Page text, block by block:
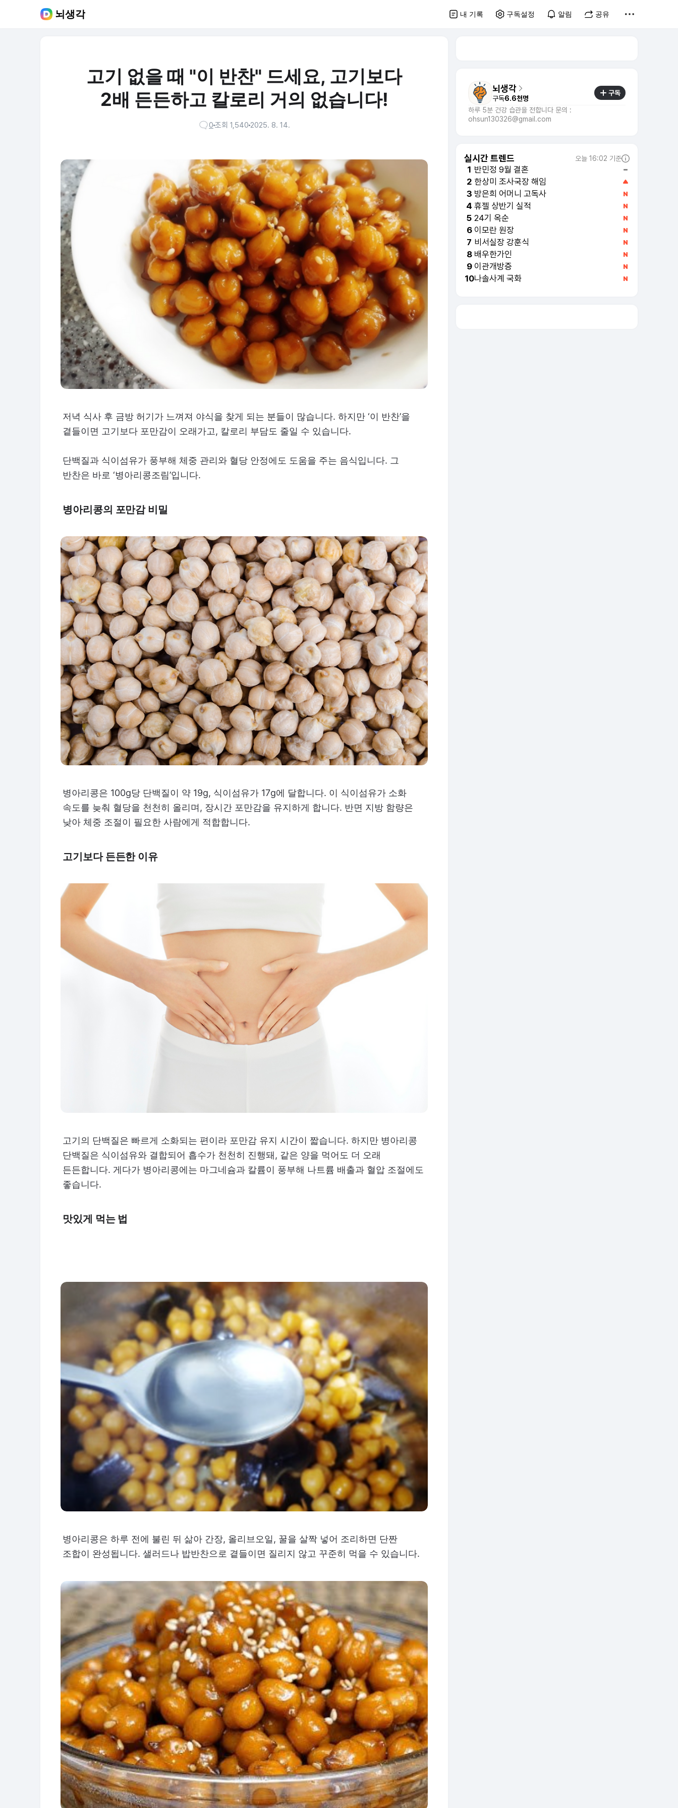
뇌생각 내 기록 구독설정 알림 공유
고기 없을 때 "이 반찬" 드세요, 고기보다
2배 든든하고 칼로리 거의 없습니다!
0 조회 1,540 2025. 8. 14.
저녁 식사 후 금방 허기가 느껴져 야식을 찾게 되는 분들이 많습니다. 하지만 ‘이 반찬’을
곁들이면 고기보다 포만감이 오래가고, 칼로리 부담도 줄일 수 있습니다.
단백질과 식이섬유가 풍부해 체중 관리와 혈당 안정에도 도움을 주는 음식입니다. 그
반찬은 바로 ‘병아리콩조림’입니다.
병아리콩의 포만감 비밀
병아리콩은 100g당 단백질이 약 19g, 식이섬유가 17g에 달합니다. 이 식이섬유가 소화
속도를 늦춰 혈당을 천천히 올리며, 장시간 포만감을 유지하게 합니다. 반면 지방 함량은
낮아 체중 조절이 필요한 사람에게 적합합니다.
고기보다 든든한 이유
고기의 단백질은 빠르게 소화되는 편이라 포만감 유지 시간이 짧습니다. 하지만 병아리콩
단백질은 식이섬유와 결합되어 흡수가 천천히 진행돼, 같은 양을 먹어도 더 오래
든든합니다. 게다가 병아리콩에는 마그네슘과 칼륨이 풍부해 나트륨 배출과 혈압 조절에도
좋습니다.
맛있게 먹는 법
병아리콩은 하루 전에 불린 뒤 삶아 간장, 올리브오일, 꿀을 살짝 넣어 조리하면 단짠
조합이 완성됩니다. 샐러드나 밥반찬으로 곁들이면 질리지 않고 꾸준히 먹을 수 있습니다.
뇌생각
구독6.6천명
구독
하루 5분 건강 습관을 전합니다 문의 :
ohsun130326@gmail.com
실시간 트렌드 오늘 16:02 기준
1 반민정 9월 결혼
2 한상미 조사국장 해임
3 방은희 어머니 고독사
4 휴젤 상반기 실적
5 24기 옥순
6 이모란 원장
7 비서실장 강훈식
8 배우한가인
9 이관개방증
10나솔사계 국화